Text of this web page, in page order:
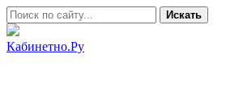
Искать
Кабинетно.Ру